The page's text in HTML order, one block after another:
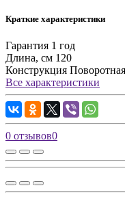
Краткие характеристики
Гарантия 1 год
Длина, см 120
Конструкция
Все характеристики
0 отзывов0